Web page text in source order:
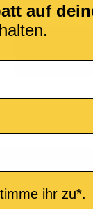
Allgemeine
auf
ihr zu*.